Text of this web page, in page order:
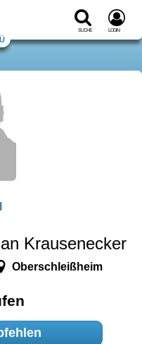
Suche Login
Krausenecker
Oberschleißheim